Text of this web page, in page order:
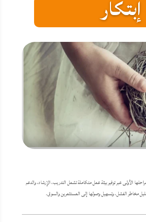
إبتكار
الأولى عبر توفير بيئة عمل متكاملة تشمل التدريب، الإرشاد، والدعم
مخاطر الفشل، وتسهيل وصولها إلى المستثمرين والسوق.